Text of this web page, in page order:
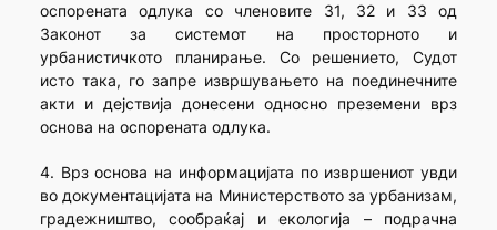
оспорената одлука со членовите 31, 32 и 33 од
Законот за системот на просторното и
урбанистичкото планирање. Со решението, Судот
исто така, го запре извршувањето на поединечните
акти и дејствија донесени односно преземени врз
основа на оспорената одлука.
4. Врз основа на информацијата по извршениот увди
во документацијата на Министерството за урбанизам,
градежништво, сообраќај и екологија – подрачна